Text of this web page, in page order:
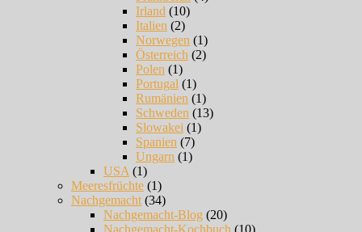
Irland (10)
Italien (2)
Norwegen (1)
Österreich (2)
Polen (1)
Portugal (1)
Rumänien (1)
Schweden (13)
Slowakei (1)
Spanien (7)
Ungarn (1)
USA (1)
Meeresfrüchte (1)
Nachgemacht (34)
Nachgemacht-Blog (20)